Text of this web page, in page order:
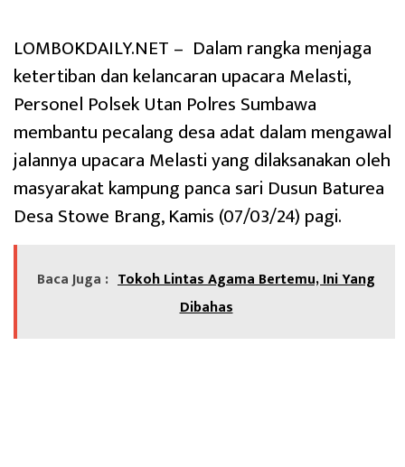
LOMBOKDAILY.NET – Dalam rangka menjaga
ketertiban dan kelancaran upacara Melasti,
Personel Polsek Utan Polres Sumbawa
membantu pecalang desa adat dalam mengawal
jalannya upacara Melasti yang dilaksanakan oleh
masyarakat kampung panca sari Dusun Baturea
Desa Stowe Brang, Kamis (07/03/24) pagi.
Baca Juga : Tokoh Lintas Agama Bertemu, Ini Yang
Dibahas